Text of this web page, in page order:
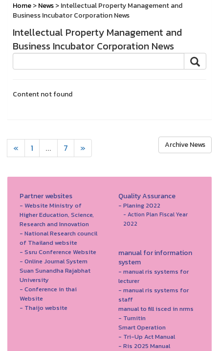
Home>News> Intellectual Property Management and
Business Incubator Corporation News
Intellectual Property Management and
Business Incubator Corporation News
Content not found
« 1 ... 7 » Archive News
Partner websites
- Website Ministry of
Higher Education, Science,
Research and Innovation
- National Research council
of Thailand website
- Ssru Conference Website
- Online Journal System
Suan Sunandha Rajabhat
University
- Conference in thai
Website
- Thaijo website
Quality Assurance
- Planing 2022
- Action Plan Fiscal Year
2022
manual for information
system
- manual ris systems for
lecturer
- manual ris systems for
staff
manual to fill isced in nrms
- Turnitin
Smart Operation
- Tri-Up Act Manual
- Ris 2025 Manual